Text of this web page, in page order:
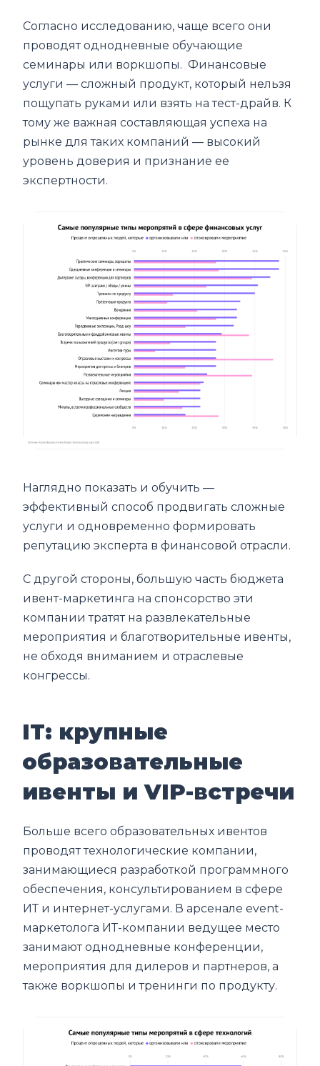
Согласно исследованию, чаще всего они
проводят однодневные обучающие
семинары или воркшопы. Финансовые
услуги — сложный продукт, который нельзя
пощупать руками или взять на тест-драйв. К
тому же важная составляющая успеха на
рынке для таких компаний — высокий
уровень доверия и признание ее
экспертности.
Наглядно показать и обучить —
эффективный способ продвигать сложные
услуги и одновременно формировать
репутацию эксперта в финансовой отрасли.
С другой стороны, большую часть бюджета
ивент-маркетинга на спонсорство эти
компании тратят на развлекательные
мероприятия и благотворительные ивенты,
не обходя вниманием и отраслевые
конгрессы.
IT: крупные
образовательные
ивенты и VIP-встречи
Больше всего образовательных ивентов
проводят технологические компании,
занимающиеся разработкой программного
обеспечения, консультированием в сфере
ИТ и интернет-услугами. В арсенале event-
маркетолога ИТ-компании ведущее место
занимают однодневные конференции,
мероприятия для дилеров и партнеров, а
также воркшопы и тренинги по продукту.